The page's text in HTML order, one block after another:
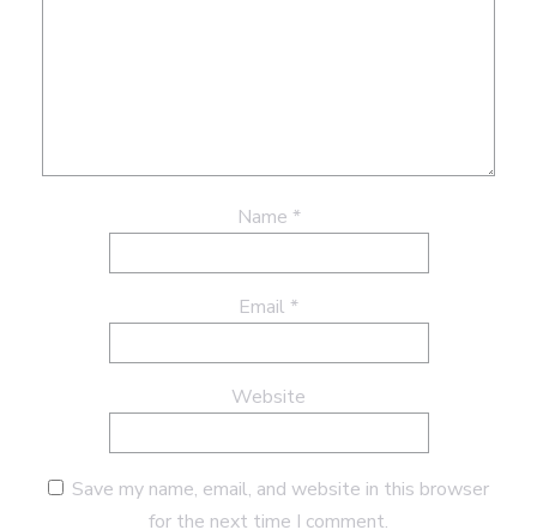
Name *
Email *
Website
Save my name, email, and website in this browser
for the next time I comment.